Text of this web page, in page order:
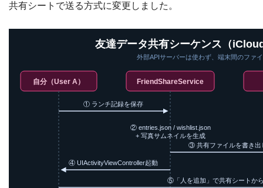
共有シートで送る方式に変更しました。
友達データ共有シーケンス（
外部APIサーバーは使わず、端末間のファ
自分（User A） FriendShareService
① ランチ記録を保存
② entries.json / wishlist.json
+ 写真サムネイルを生成
③ 共有ファイルを書き出
④ UIActivityViewController起動
⑤「人を追加」で共有シートか